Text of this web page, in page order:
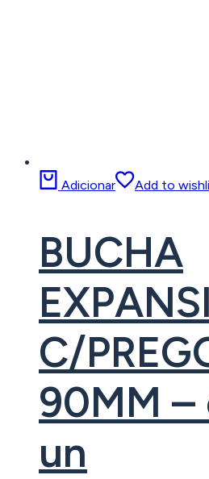
Adicionar Add to
BUCHA
C/
90MM
un